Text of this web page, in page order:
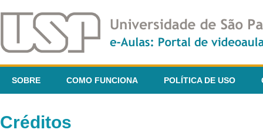
SOBRE COMO FUNCIONA POLÍTICA DE USO
Créditos